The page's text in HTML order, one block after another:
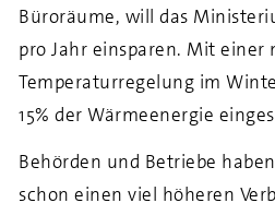
Büroräume, will das
pro Jahr einsparen. Mit einer
Temperaturregelung im
15% der Wärmeenergie
Behörden und Betriebe
schon einen viel höheren